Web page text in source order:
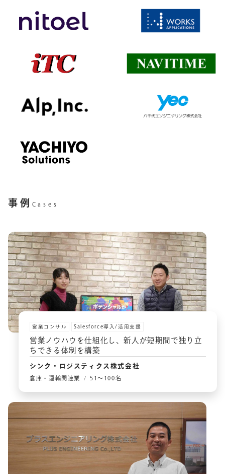
事例 Cases
営業コンサル Salesforce導入/活用支援
営業ノウハウを仕組化し、新人が短期間で独り立
ちできる体制を構築
シンク・ロジスティクス株式会社
倉庫・運輸関連業 51〜100名